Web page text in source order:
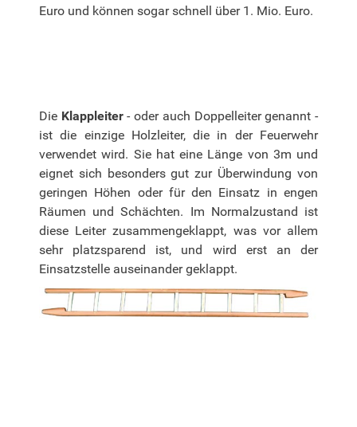
Euro und können sogar schnell über 1. Mio. Euro.
Die Klappleiter- oder auch Doppelleiter genannt -
ist die einzige Holzleiter, die in der Feuerwehr
verwendet wird. Sie hat eine Länge von 3m und
eignet sich besonders gut zur Überwindung von
geringen Höhen oder für den Einsatz in engen
Räumen und Schächten. Im Normalzustand ist
diese Leiter zusammengeklappt, was vor allem
sehr platzsparend ist, und wird erst an der
Einsatzstelle auseinander geklappt.